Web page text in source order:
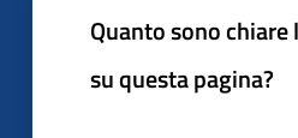
Quanto sono
su questa pagina?